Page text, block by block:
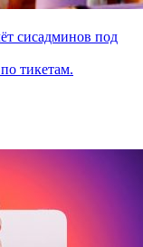
сисадминов под
тикетам.